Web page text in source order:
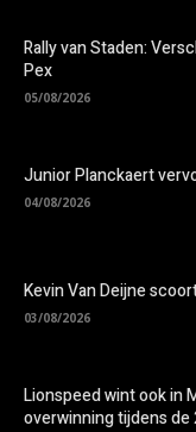
Rally van Staden:
Pex
05/08/2026
Junior Planckaert
04/08/2026
Kevin Van Deijne
03/08/2026
Lionspeed wint ook in
overwinning tijdens de